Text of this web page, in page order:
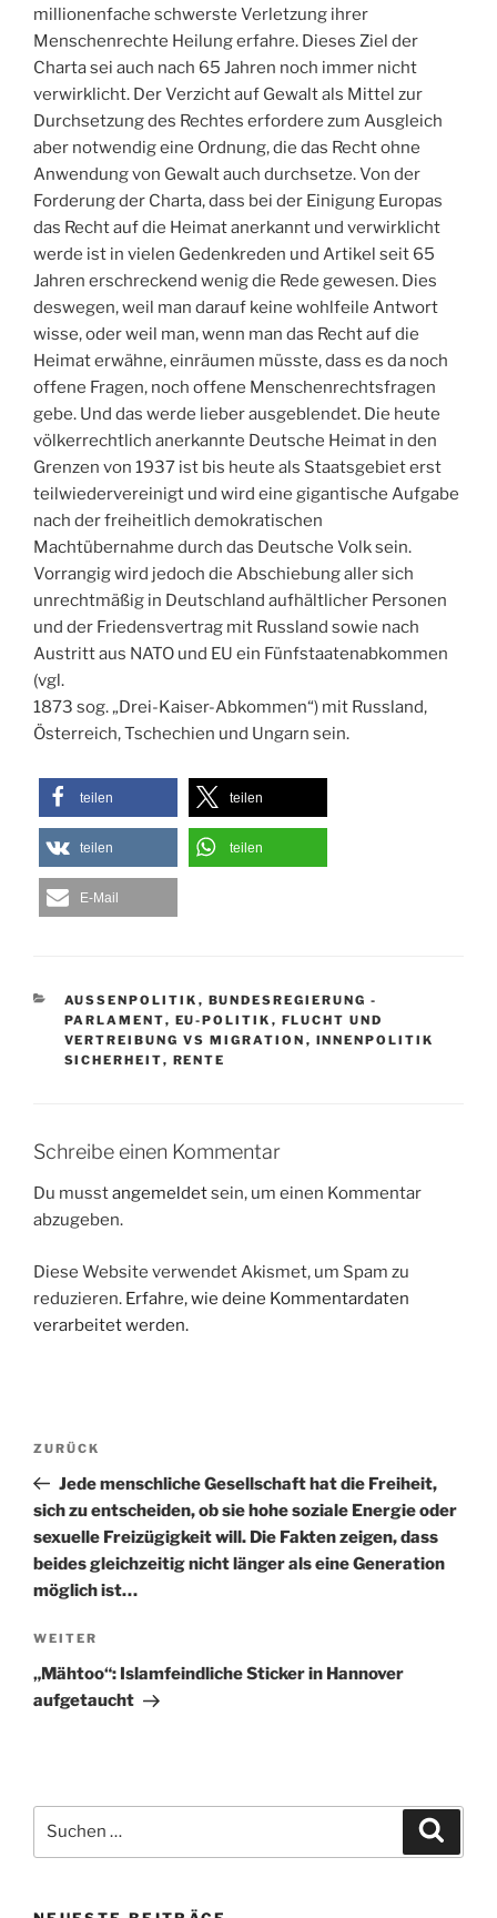
millionenfache schwerste Verletzung ihrer
Menschenrechte Heilung erfahre. Dieses Ziel der
Charta sei auch nach 65 Jahren noch immer nicht
verwirklicht. Der Verzicht auf Gewalt als Mittel zur
Durchsetzung des Rechtes erfordere zum Ausgleich
aber notwendig eine Ordnung, die das Recht ohne
Anwendung von Gewalt auch durchsetze. Von der
Forderung der Charta, dass bei der Einigung Europas
das Recht auf die Heimat anerkannt und verwirklicht
werde ist in vielen Gedenkreden und Artikel seit 65
Jahren erschreckend wenig die Rede gewesen. Dies
deswegen, weil man darauf keine wohlfeile Antwort
wisse, oder weil man, wenn man das Recht auf die
Heimat erwähne, einräumen müsste, dass es da noch
offene Fragen, noch offene Menschenrechtsfragen
gebe. Und das werde lieber ausgeblendet. Die heute
völkerrechtlich anerkannte Deutsche Heimat in den
Grenzen von 1937 ist bis heute als Staatsgebiet erst
teilwiedervereinigt und wird eine gigantische Aufgabe
nach der freiheitlich demokratischen
Machtübernahme durch das Deutsche Volk sein.
Vorrangig wird jedoch die Abschiebung aller sich
unrechtmäßig in Deutschland aufhältlicher Personen
und der Friedensvertrag mit Russland sowie nach
Austritt aus NATO und EU ein Fünfstaatenabkommen
(vgl.
1873 sog. „Drei-Kaiser-Abkommen“) mit Russland,
Österreich, Tschechien und Ungarn sein.
teilen teilen
teilen teilen
E-Mail
KATEGORIEN
AUSSENPOLITIK , BUNDESREGIERUNG -
PARLAMENT, EU-POLITIK , FLUCHT UND
VERTREIBUNG VS MIGRATION , INNENPOLITIK
SICHERHEIT, RENTE
Schreibe einen Kommentar
Du musstangemeldetsein, um einen Kommentar
abzugeben.
Diese Website verwendet Akismet, um Spam zu
reduzieren. Erfahre, wie deine Kommentardaten
verarbeitet werden.
Beitragsnavigation
Vorheriger
Beitrag
ZURÜCK
Jede menschliche Gesellschaft hat die Freiheit,
sich zu entscheiden, ob sie hohe soziale Energie oder
sexuelle Freizügigkeit will. Die Fakten zeigen, dass
beides gleichzeitig nicht länger als eine Generation
möglich ist…
Nächster
Beitrag
WEITER
„Mähtoo“: Islamfeindliche Sticker in Hannover
aufgetaucht
nach: